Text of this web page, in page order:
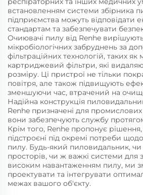
встановленням системи збірника
підприємства можуть відповідати
стандартам та забезпечувати
Очиювачі пилу від Renhe
мікробіологічних забруднень за
фільтраційних технологій, таких
картриджевий фільтри, які
розміру. Ці пристрої не тільки
повітря, але також підвищують
зменшуючи час, втрачений на
Надійна конструкція
Renhe призначені для промислових
вони забезпечують службу
Крім того, Renhe пропонує
підстроєні під окремі потреби
пилу. Будь-який пиловидальник,
просторів, чи ж важкі системи для
високим навантаженням пилу, ми
проектувати та інтегрувати
межах вашого об'єкту.